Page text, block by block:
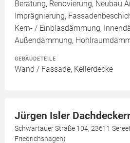
Beratung, Renovierung, Neubau
Imprägnierung,
Kern- / Einblasdämmung,
Außendämmung,
GEBÄUDETEILE
Wand / Fassade, Kellerdecke
Jürgen Isler
Schwartauer Straße 104, 23611
Friedrichshagen)